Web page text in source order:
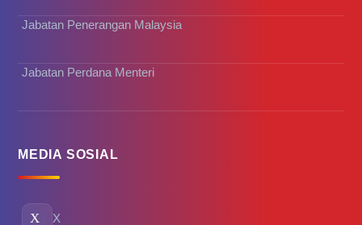
Jabatan Penerangan Malaysia
Jabatan Perdana Menteri
MEDIA SOSIAL
X